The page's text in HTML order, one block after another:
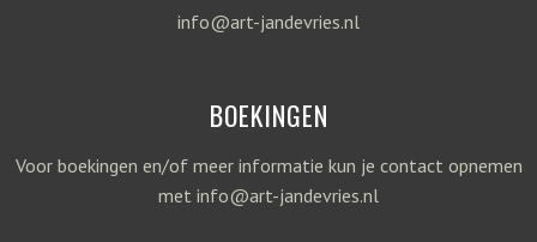
info@art-jandevries.nl
BOEKINGEN
Voor boekingen en/of meer informatie kun je contact opnemen
met info@art-jandevries.nl